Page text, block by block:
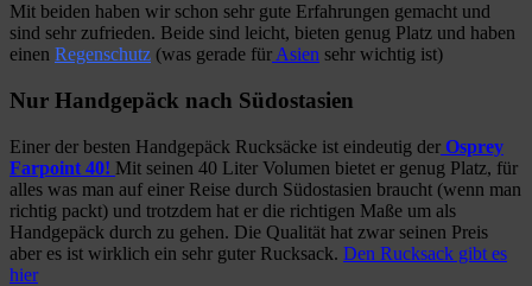
Mit beiden haben wir schon sehr gute Erfahrungen gemacht und
sind sehr zufrieden. Beide sind leicht, bieten genug Platz und haben
einen Regenschutz (was gerade für Asien sehr wichtig ist)
Nur Handgepäck nach Südostasien
Einer der besten Handgepäck Rucksäcke ist eindeutig der Osprey
Farpoint 40! Mit seinen 40 Liter Volumen bietet er genug Platz, für
alles was man auf einer Reise durch Südostasien braucht (wenn man
richtig packt) und trotzdem hat er die richtigen Maße um als
Handgepäck durch zu gehen. Die Qualität hat zwar seinen Preis
aber es ist wirklich ein sehr guter Rucksack. Den Rucksack gibt es
hier